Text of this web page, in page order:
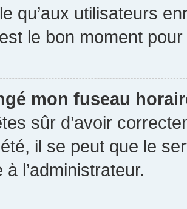
qu’aux utilisateurs
le bon moment
mon fuseau
sûr d’avoir
il se peut que le
à l’administrateur.